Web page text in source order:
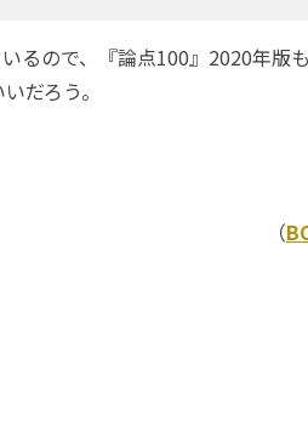
るので、『論点100』2020年版
だろう。
（